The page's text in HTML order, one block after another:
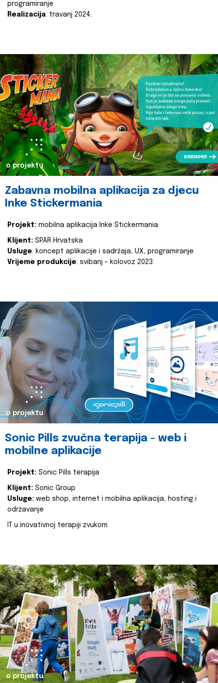
programiranje
Realizacija: travanj 2024.
o projektu
Zabavna mobilna aplikacija za djecu
Inke Stickermania
Projekt: mobilna aplikacija Inke Stickermania
Klijent: SPAR Hrvatska
Usluge: koncept aplikacije i sadržaja, UX, programiranje
Vrijeme produkcije: svibanj - kolovoz 2023.
o projektu
Sonic Pills zvučna terapija - web i
mobilne aplikacije
Projekt: Sonic Pills terapija
Klijent: Sonic Group
Usluge: web shop, internet i mobilna aplikacija, hosting i
održavanje
IT u inovativnoj terapiji zvukom
o projektu